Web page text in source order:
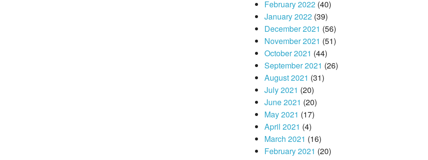
February 2022(40)
January 2022(39)
December 2021 (56)
November 2021 (51)
October 2021 (44)
September 2021 (26)
August 2021 (31)
July 2021 (20)
June 2021 (20)
May 2021 (17)
April 2021 (4)
March 2021 (16)
February 2021 (20)